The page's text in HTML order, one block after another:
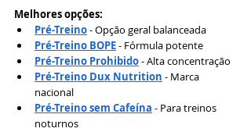
Melhores opções:
Pré-Treino - Opção geral balanceada
Pré-Treino BOPE - Fórmula potente
Pré-Treino Prohibido - Alta concentração
Pré-Treino Dux Nutrition - Marca
nacional
Pré-Treino sem Cafeína - Para treinos
noturnos